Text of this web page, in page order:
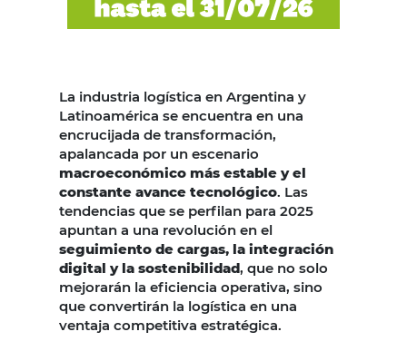
La industria logística en Argentina y
Latinoamérica se encuentra en una
encrucijada de transformación,
apalancada por un escenario
macroeconómico más estable y el
constante avance tecnológico. Las
tendencias que se perfilan para 2025
apuntan a una revolución en el
seguimiento de cargas, la integración
digital y la sostenibilidad, que no solo
mejorarán la eficiencia operativa, sino
que convertirán la logística en una
ventaja competitiva estratégica.